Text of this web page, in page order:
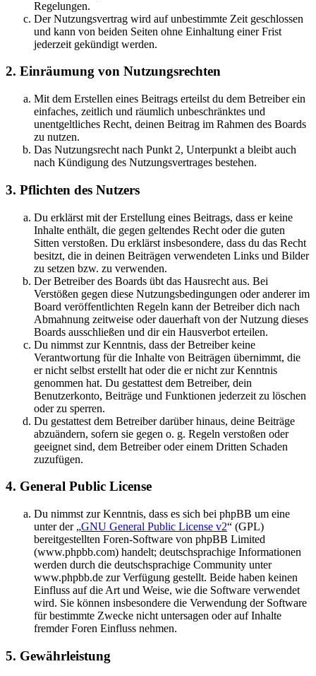
Regelungen.
Der Nutzungsvertrag wird auf unbestimmte Zeit geschlossen
und kann von beiden Seiten ohne Einhaltung einer Frist
jederzeit gekündigt werden.
2. Einräumung von Nutzungsrechten
Mit dem Erstellen eines Beitrags erteilst du dem Betreiber ein
einfaches, zeitlich und räumlich unbeschränktes und
unentgeltliches Recht, deinen Beitrag im Rahmen des Boards
zu nutzen.
Das Nutzungsrecht nach Punkt 2, Unterpunkt a bleibt auch
nach Kündigung des Nutzungsvertrages bestehen.
3. Pflichten des Nutzers
Du erklärst mit der Erstellung eines Beitrags, dass er keine
Inhalte enthält, die gegen geltendes Recht oder die guten
Sitten verstoßen. Du erklärst insbesondere, dass du das Recht
besitzt, die in deinen Beiträgen verwendeten Links und Bilder
zu setzen bzw. zu verwenden.
Der Betreiber des Boards übt das Hausrecht aus. Bei
Verstößen gegen diese Nutzungsbedingungen oder anderer im
Board veröffentlichten Regeln kann der Betreiber dich nach
Abmahnung zeitweise oder dauerhaft von der Nutzung dieses
Boards ausschließen und dir ein Hausverbot erteilen.
Du nimmst zur Kenntnis, dass der Betreiber keine
Verantwortung für die Inhalte von Beiträgen übernimmt, die
er nicht selbst erstellt hat oder die er nicht zur Kenntnis
genommen hat. Du gestattest dem Betreiber, dein
Benutzerkonto, Beiträge und Funktionen jederzeit zu löschen
oder zu sperren.
Du gestattest dem Betreiber darüber hinaus, deine Beiträge
abzuändern, sofern sie gegen o. g. Regeln verstoßen oder
geeignet sind, dem Betreiber oder einem Dritten Schaden
zuzufügen.
4. General Public License
Du nimmst zur Kenntnis, dass es sich bei phpBB um eine
unter der „GNU General Public License v2“ (GPL)
bereitgestellten Foren-Software von phpBB Limited
(www.phpbb.com) handelt; deutschsprachige Informationen
werden durch die deutschsprachige Community unter
www.phpbb.de zur Verfügung gestellt. Beide haben keinen
Einfluss auf die Art und Weise, wie die Software verwendet
wird. Sie können insbesondere die Verwendung der Software
für bestimmte Zwecke nicht untersagen oder auf Inhalte
fremder Foren Einfluss nehmen.
5. Gewährleistung